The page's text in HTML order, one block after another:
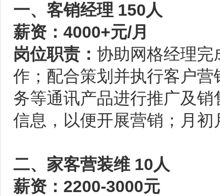
一、客销经理 150人
薪资：4000+元/月
岗位职责： 协助网格经理完
作；配合策划并执行客户
务等通讯产品进行推广及
信息，以便开展营销；月
二、家客营装维 10人
薪资：2200-3000元